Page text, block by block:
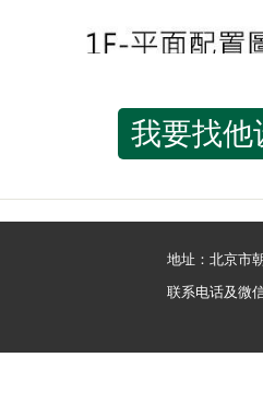
我要找他
地址：北京市
联系电话及微